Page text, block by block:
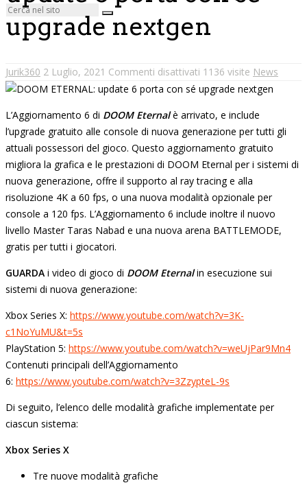
upgrade nextgen
Jurik360 2 Luglio, 2021 Commenti disattivati 1136 visite News
L’Aggiornamento 6 di DOOM Eternalè arrivato, e include
l’upgrade gratuito alle console di nuova generazione per tutti gli
attuali possessori del gioco. Questo aggiornamento gratuito
migliora la grafica e le prestazioni di DOOM Eternal per i sistemi di
nuova generazione, offre il supporto al ray tracing e alla
risoluzione 4K a 60 fps, o una nuova modalità opzionale per
console a 120 fps. L’Aggiornamento 6 include inoltre il nuovo
livello Master Taras Nabad e una nuova arena BATTLEMODE,
gratis per tutti i giocatori.
GUARDA i video di gioco di DOOM Eternalin esecuzione sui
sistemi di nuova generazione:
Xbox Series X: https://www.youtube.com/watch?v=3K-
c1NoYuMU&t=5s
PlayStation 5: https://www.youtube.com/watch?v=weUjPar9Mn4
Contenuti principali dell’Aggiornamento
6: https://www.youtube.com/watch?v=3ZzypteL-9s
Di seguito, l’elenco delle modalità grafiche implementate per
ciascun sistema:
Xbox Series X
Tre nuove modalità grafiche